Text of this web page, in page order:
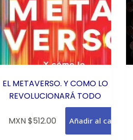
EL METAVERSO. Y COMO LO
REVOLUCIONARÁ TODO
MXN $512.00 Añadir al carrito